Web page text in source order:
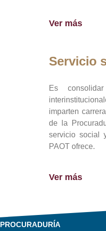
Ver más
Servicio
Es
imparten
de la
servicio social
PAOT ofrece.
Ver más
PROCURADURÍA